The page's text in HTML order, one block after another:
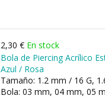
2,30 € En stock
Bola de Piercing Acrílico
Azul / Rosa
Tamaño: 1.2 mm / 16 G,
Bola: 03 mm, 04 mm, 05